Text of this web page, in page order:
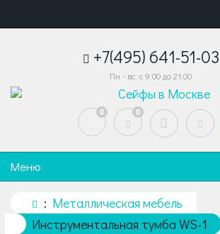
+7(495) 641-51-03
Пн - вс: с 9:00 до 21:00
0 0
Меню
Металлическая мебель
Инструментальная тумба WS-1